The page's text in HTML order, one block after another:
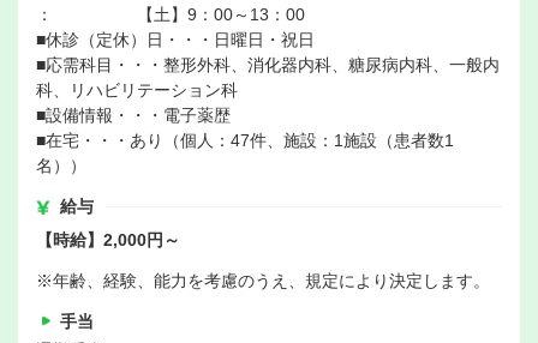
： 【土】9：00～13：00
■休診（定休）日・・・日曜日・祝日
■応需科目・・・整形外科、消化器内科、糖尿病内科、一般内
科、リハビリテーション科
■設備情報・・・電子薬歴
■在宅・・・あり（個人：47件、施設：1施設（患者数1
名））
給与
【時給】2,000円～
※年齢、経験、能力を考慮のうえ、規定により決定します。
手当